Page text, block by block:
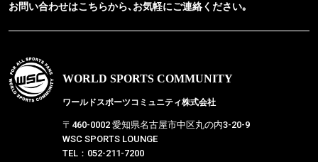
お問い合わせはこちらから､お気軽にご連絡ください｡
WORLD SPORTS COMMUNITY
ワールドスポーツコミュニティ株式会社
〒460-0002 愛知県名古屋市中区丸の内3-20-9
WSC SPORTS LOUNGE
TEL：052-211-7200